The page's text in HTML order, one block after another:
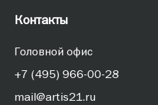
Контакты
Головной офис
+7 (495) 966-00-28
mail@artis21.ru